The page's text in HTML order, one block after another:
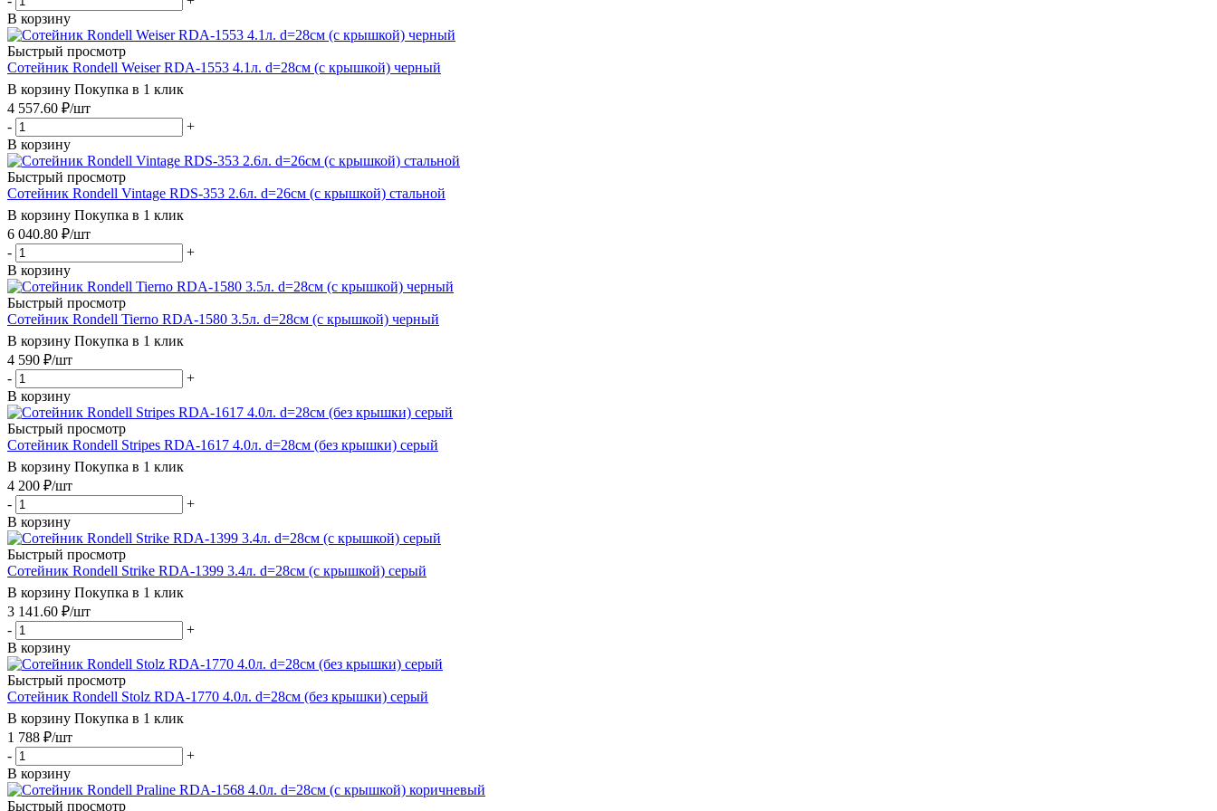
В корзину
Быстрый просмотр
Сотейник Rondell Weiser RDA-1553 4.1л. d=28см (с крышкой) черный
В корзину Покупка в 1 клик
4 557.60 ₽/шт
-
+
В корзину
Быстрый просмотр
Сотейник Rondell Vintage RDS-353 2.6л. d=26см (с крышкой) стальной
В корзину Покупка в 1 клик
6 040.80 ₽/шт
-
+
В корзину
Быстрый просмотр
Сотейник Rondell Tierno RDA-1580 3.5л. d=28см (с крышкой) черный
В корзину Покупка в 1 клик
4 590 ₽/шт
-
+
В корзину
Быстрый просмотр
Сотейник Rondell Stripes RDA-1617 4.0л. d=28см (без крышки) серый
В корзину Покупка в 1 клик
4 200 ₽/шт
-
+
В корзину
Быстрый просмотр
Сотейник Rondell Strike RDA-1399 3.4л. d=28см (с крышкой) серый
В корзину Покупка в 1 клик
3 141.60 ₽/шт
-
+
В корзину
Быстрый просмотр
Сотейник Rondell Stolz RDA-1770 4.0л. d=28см (без крышки) серый
В корзину Покупка в 1 клик
1 788 ₽/шт
-
+
В корзину
Быстрый просмотр